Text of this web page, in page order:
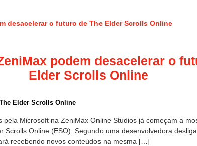
podem desacelerar o
Elder Scrolls Online
Elder Scrolls Online
pela Microsoft na ZeniMax Online Studios já começam a
Scrolls Online (ESO). Segundo uma desenvolvedora
recebendo novos conteúdos na mesma […]